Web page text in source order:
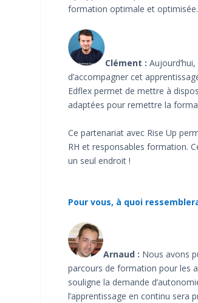
formation optimale et optimisée.
Clément :
d’accompagner cet
Edflex permet de mettre à
adaptées pour remettre la
Ce partenariat avec Rise Up
RH et responsables formation.
un seul endroit !
Pour vous, à quoi
Arnaud : Nous avons
parcours de formation pour les
souligne la demande
l’apprentissage en continu sera